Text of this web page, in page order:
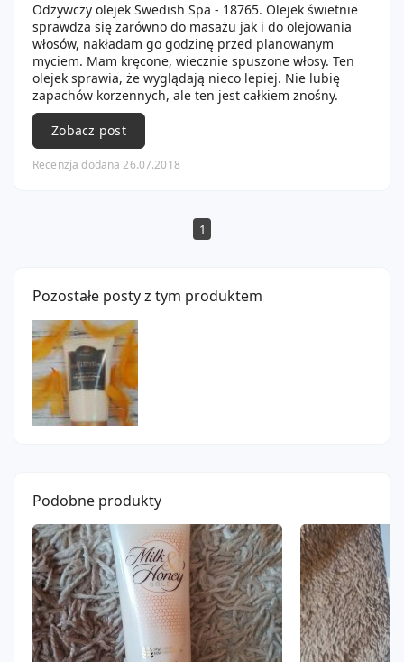
Odżywczy olejek Swedish Spa - 18765. Olejek świetnie
sprawdza się zarówno do masażu jak i do olejowania
włosów, nakładam go godzinę przed planowanym
myciem. Mam kręcone, wiecznie spuszone włosy. Ten
olejek sprawia, że wyglądają nieco lepiej. Nie lubię
zapachów korzennych, ale ten jest całkiem znośny.
Zobacz post
Recenzja dodana 26.07.2018
1
Pozostałe posty z tym produktem
Podobne produkty